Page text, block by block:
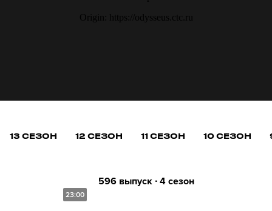
13 СЕЗОН 12 СЕЗОН 11 СЕЗОН 10 СЕЗОН
23:00
596 выпуск ∙ 4 сезон